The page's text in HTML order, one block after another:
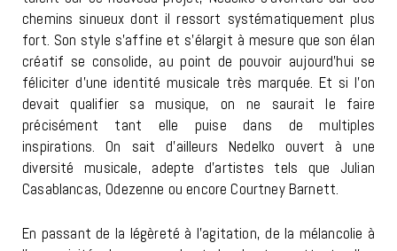
chemins sinueux dont il ressort systématiquement plus
fort. Son style s’affine et s’élargit à mesure que son élan
créatif se consolide, au point de pouvoir aujourd’hui se
féliciter d’une identité musicale très marquée. Et si l’on
devait qualifier sa musique, on ne saurait le faire
précisément tant elle puise dans de multiples
inspirations. On sait d’ailleurs Nedelko ouvert à une
diversité musicale, adepte d’artistes tels que Julian
Casablancas, Odezenne ou encore Courtney Barnett.
En passant de la légèreté à l’agitation, de la mélancolie à